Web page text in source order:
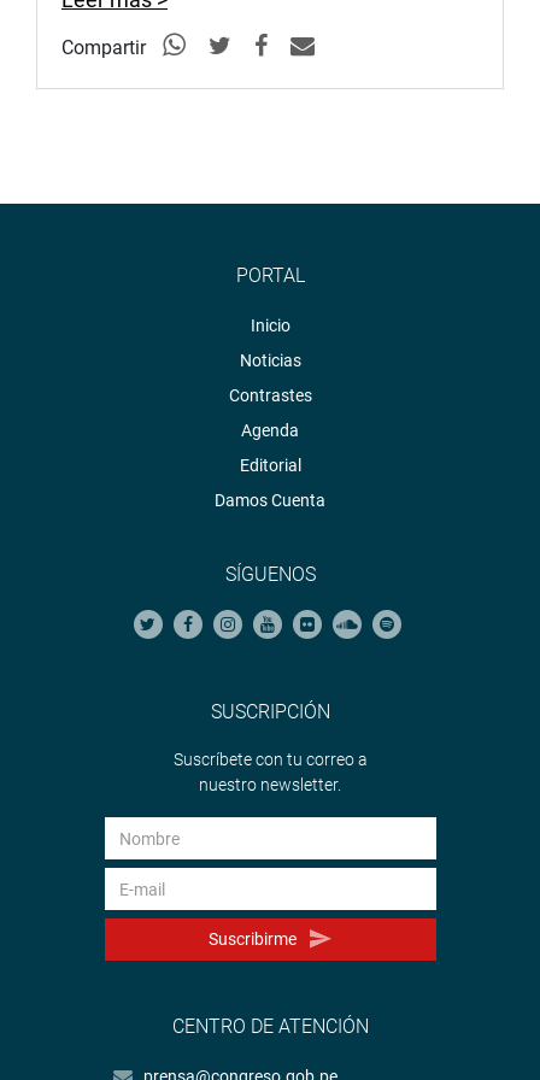
De igual forma, su colega Katy Ugarte Mamani (U y DP),
sustentó el proyecto de ley N° 6855/2023-CR, ley que
modifica el numeral 4.2 del artículo 4 de la Ley 26549, Ley
Compartir
PORTAL
Inicio
Noticias
Contrastes
Agenda
Editorial
Damos Cuenta
SÍGUENOS
SUSCRIPCIÓN
Suscríbete con tu correo a
nuestro newsletter.
Suscribirme
CENTRO DE ATENCIÓN